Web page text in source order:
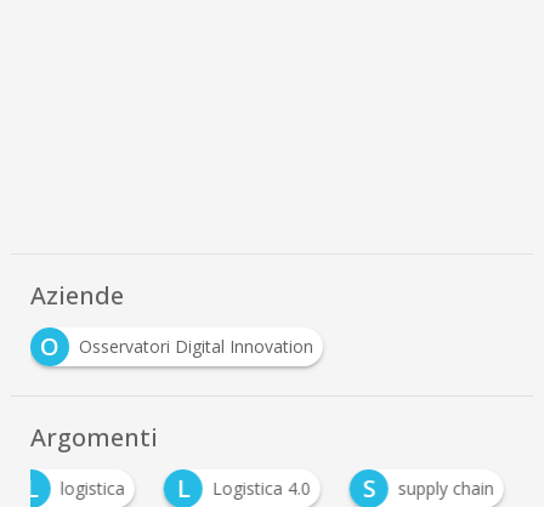
Aziende
O
Osservatori Digital Innovation
Argomenti
L
logistica L Logistica 4.0 S supply chain